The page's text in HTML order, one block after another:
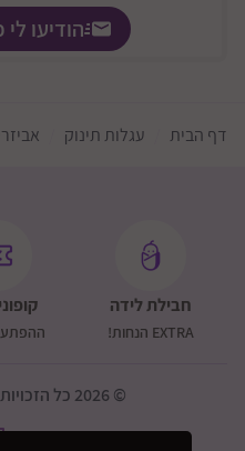
הודיעו
דף הבית עגלות תינוק
חבילת לידה
EXTRA הנחות!
© 2026 כל הזכויות שמורות לבייבי סתיו